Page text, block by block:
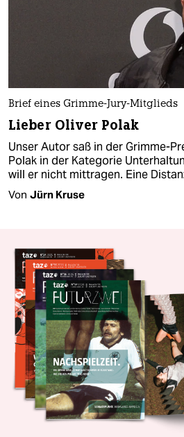
Brief eines Grimme-Jury-Mitglieds
Lieber Oliver Polak
Unser Autor saß in der Grimme-
Polak in der Kategorie
will er nicht mittragen. Eine
Von Jürn Kruse